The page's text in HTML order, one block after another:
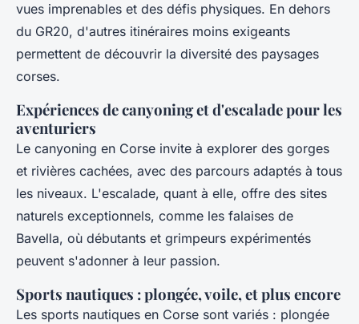
vues imprenables et des défis physiques. En dehors
du GR20, d'autres itinéraires moins exigeants
permettent de découvrir la diversité des paysages
corses.
Expériences de canyoning et d'escalade pour les
aventuriers
Le canyoning en Corse invite à explorer des gorges
et rivières cachées, avec des parcours adaptés à tous
les niveaux. L'escalade, quant à elle, offre des sites
naturels exceptionnels, comme les falaises de
Bavella, où débutants et grimpeurs expérimentés
peuvent s'adonner à leur passion.
Sports nautiques : plongée, voile, et plus encore
Les sports nautiques en Corse sont variés : plongée